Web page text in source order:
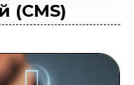
(CMS)